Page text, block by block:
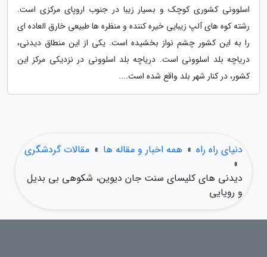
اسلوونی کشوری کوچک و بسیار زیبا در جنوب اروپای مرکزی است.
رشته کوه های آلپ زیبایی خیره کننده و منظره ها طبیعی خارق العاده ای
را به این کشور چشم نواز بخشیده است. یکی از این منطاق دیدنی،
دریاچه بلد اسلوونی است. دریاچه بلد اسلوونی در نزدیکی مرکز این
کشور، در کنار شهر بلد واقع شده است....
دنیای راه راه » همه اخبار و مقاله ها » مقالات گردشگری
»
دیدنی های کلیسای سنت جان دیوین، شکوهی بی بدیل
و رویایی